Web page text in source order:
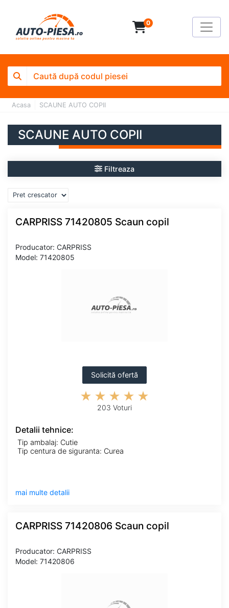
0
Acasa SCAUNE AUTO COPII
SCAUNE AUTO COPII
Filtreaza
CARPRISS 71420805 Scaun copil
Producator: CARPRISS
Model: 71420805
Solicită ofertă
203 Voturi
Detalii tehnice:
Tip ambalaj: Cutie
Tip centura de siguranta: Curea
mai multe detalii
CARPRISS 71420806 Scaun copil
Producator: CARPRISS
Model: 71420806